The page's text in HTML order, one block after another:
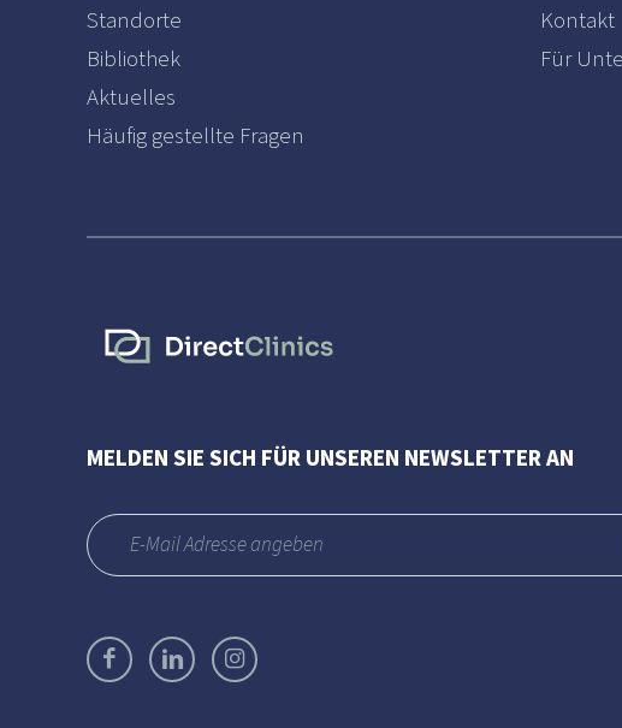
Standorte
Bibliothek
Aktuelles
Häufig gestellte Fragen
Kontakt
Für
MELDEN SIE SICH FÜR UNSEREN NEWSLETTER AN